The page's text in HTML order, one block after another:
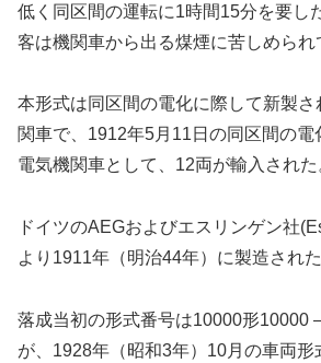
低く同区間の運転に1時間15分を要し
客は機関車から出る煤煙に苦しめられ
本形式は同区間の電化に際して新製
関車で、1912年5月11日の同区間の電
電気機関車として、12両が輸入された
ドイツのAEGおよびエスリンゲン社
より1911年（明治44年）に製造された
落成当初の形式番号は10000形10000
が、1928年（昭和3年）10月の車両形